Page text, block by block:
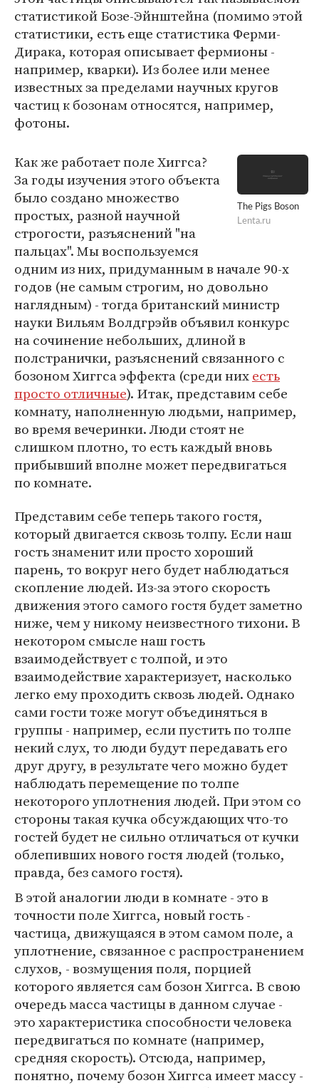
статистикой Бозе-Эйнштейна (помимо этой
статистики, есть еще статистика Ферми-
Дирака, которая описывает фермионы -
например, кварки). Из более или менее
известных за пределами научных кругов
частиц к бозонам относятся, например,
фотоны.
The Pigs Boson
Lenta.ru
Как же работает поле Хиггса?
За годы изучения этого объекта
было создано множество
простых, разной научной
строгости, разъяснений "на
пальцах". Мы воспользуемся
одним из них, придуманным в начале 90-х
годов (не самым строгим, но довольно
наглядным) - тогда британский министр
науки Вильям Волдгрэйв объявил конкурс
на сочинение небольших, длиной в
полстранички, разъяснений связанного с
бозоном Хиггса эффекта (среди нихесть
просто отличные). Итак, представим себе
комнату, наполненную людьми, например,
во время вечеринки. Люди стоят не
слишком плотно, то есть каждый вновь
прибывший вполне может передвигаться
по комнате.
Представим себе теперь такого гостя,
который двигается сквозь толпу. Если наш
гость знаменит или просто хороший
парень, то вокруг него будет наблюдаться
скопление людей. Из-за этого скорость
движения этого самого гостя будет заметно
ниже, чем у никому неизвестного тихони. В
некотором смысле наш гость
взаимодействует с толпой, и это
взаимодействие характеризует, насколько
легко ему проходить сквозь людей. Однако
сами гости тоже могут объединяться в
группы - например, если пустить по толпе
некий слух, то люди будут передавать его
друг другу, в результате чего можно будет
наблюдать перемещение по толпе
некоторого уплотнения людей. При этом со
стороны такая кучка обсуждающих что-то
гостей будет не сильно отличаться от кучки
облепивших нового гостя людей (только,
правда, без самого гостя).
В этой аналогии люди в комнате - это в
точности поле Хиггса, новый гость -
частица, движущаяся в этом самом поле, а
уплотнение, связанное с распространением
слухов, - возмущения поля, порцией
которого является сам бозон Хиггса. В свою
очередь масса частицы в данном случае -
это характеристика способности человека
передвигаться по комнате (например,
средняя скорость). Отсюда, например,
понятно, почему бозон Хиггса имеет массу -